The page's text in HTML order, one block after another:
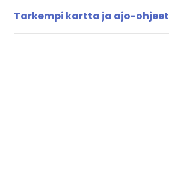
Tarkempi kartta ja ajo-ohjeet